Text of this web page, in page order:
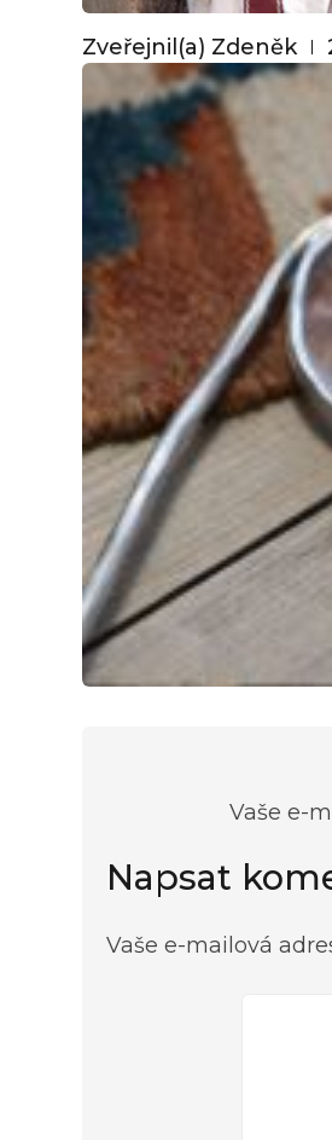
Zveřejnil(a) Zdeněk
Vaše e-
Napsat
Vaše e-mailová